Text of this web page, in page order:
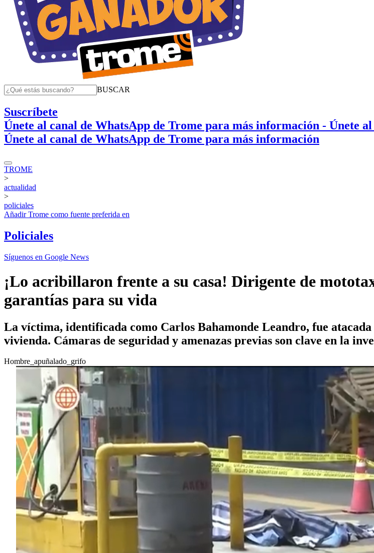
BUSCAR
Suscríbete
Únete al canal de WhatsApp de Trome para más información - Únete
Únete al canal de WhatsApp de Trome para más información
TROME
>
actualidad
>
policiales
AñadirTrome como fuente preferida en
Policiales
Síguenos en Google News
¡Lo acribillaron frente a su casa! Dirigente de
garantías para su vida
La víctima, identificada como Carlos Bahamonde Leandro, fue
vivienda. Cámaras de seguridad y amenazas previas son clave en la
Hombre_apuñalado_grifo